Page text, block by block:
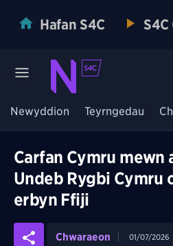
Hafan S4C S4C
Newyddion Teyrngedau
Carfan Cymru mewn
Undeb Rygbi Cymru
erbyn Ffiji
Chwaraeon 01/07/2026